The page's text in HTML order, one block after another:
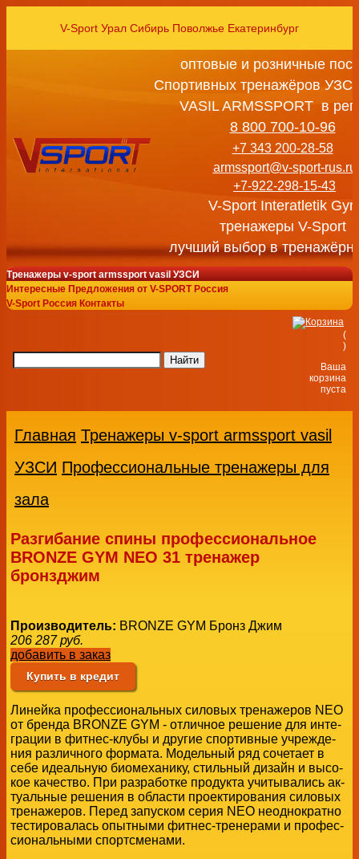
V-Sport Урал Сибирь Поволжье Екатеринбург
оптовые и розничные
Спортивных тренажёров
VASIL ARMSSPORT в
8 800 700-10-96
+7 343 200-28-58
armssport@v-sport-rus.ru
+7-922-298-15-43
V-Sport Interatletik
тренажеры V-Sport
лучший выбор в
Тренажеры v-sport armssport vasil УЗСИ
Интересные Предложения от V-SPORT Россия
V-Sport Россия Контакты
(
)
Ваша
корзина
пуста
Главная Тренажеры v-sport armssport vasil
УЗСИ Профессиональные тренажеры для
зала
Разгибание спины профессиональное
BRONZE GYM NEO 31 тренажер
бронзджим
Производитель: BRONZE GYM Бронз Джим
206 287 руб.
добавить в заказ
Купить в кредит
Ли­ней­ка про­фес­си­о­наль­ных си­ло­вых тре­на­же­ров NEO
от брен­да BRONZE GYM - от­лич­ное ре­ше­ние для ин­те­
гра­ции в фит­нес-клу­бы и дру­гие спор­тив­ные учре­жде­
ния раз­лич­но­го фор­ма­та. Мо­дель­ный ряд со­че­та­ет в
себе иде­аль­ную био­ме­ха­ни­ку, стиль­ный ди­зайн и вы­со­
кое ка­че­ство. При раз­ра­бот­ке про­дук­та учи­ты­ва­лись ак­
ту­аль­ные ре­ше­ния в об­ла­сти про­ек­ти­ро­ва­ния си­ло­вых
тре­на­же­ров. Пе­ред за­пус­ком се­рия NEO неод­но­крат­но
те­сти­ро­ва­лась опыт­ны­ми фит­нес-тре­не­ра­ми и про­фес­
си­о­наль­ны­ми спортс­ме­на­ми.